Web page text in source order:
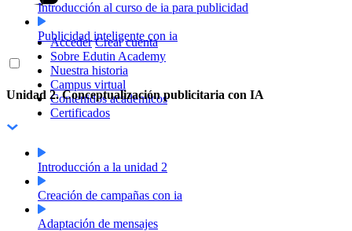
Acceder Crear cuenta
Sobre Edutin Academy
Nuestra historia
Campus virtual
Contenidos académicos
Certificados
Introducción al curso de ia para publicidad
Publicidad inteligente con ia
Unidad 2. Conceptualización publicitaria con IA
Introducción a la unidad 2
Creación de campañas con ia
Adaptación de mensajes